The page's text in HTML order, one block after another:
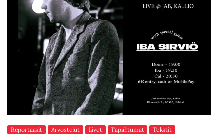
Reportaasit Arvostelut Livet Tapahtumat Tekstit